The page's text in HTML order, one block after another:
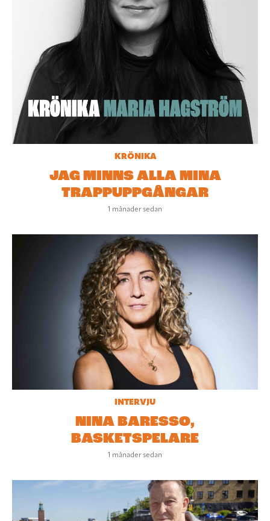
KRÖNIKA
JAG MINNS ALLA MINA
TRAPPUPPGÅNGAR
1 månader sedan
INTERVJU
NINA BARESSO,
BASKETSPELARE
1 månader sedan